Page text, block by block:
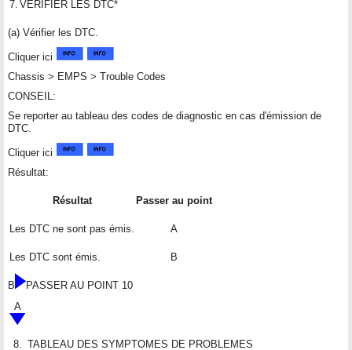
7. VERIFIER LES DTC*
(a) Vérifier les DTC.
Cliquer ici
Chassis > EMPS > Trouble Codes
CONSEIL:
Se reporter au tableau des codes de diagnostic en cas d'émission de
DTC.
Cliquer ici
Résultat:
Résultat Passer au point
Les DTC ne sont pas émis. A
Les DTC sont émis. B
B
PASSER AU POINT 10
A
8. TABLEAU DES SYMPTOMES DE PROBLEMES